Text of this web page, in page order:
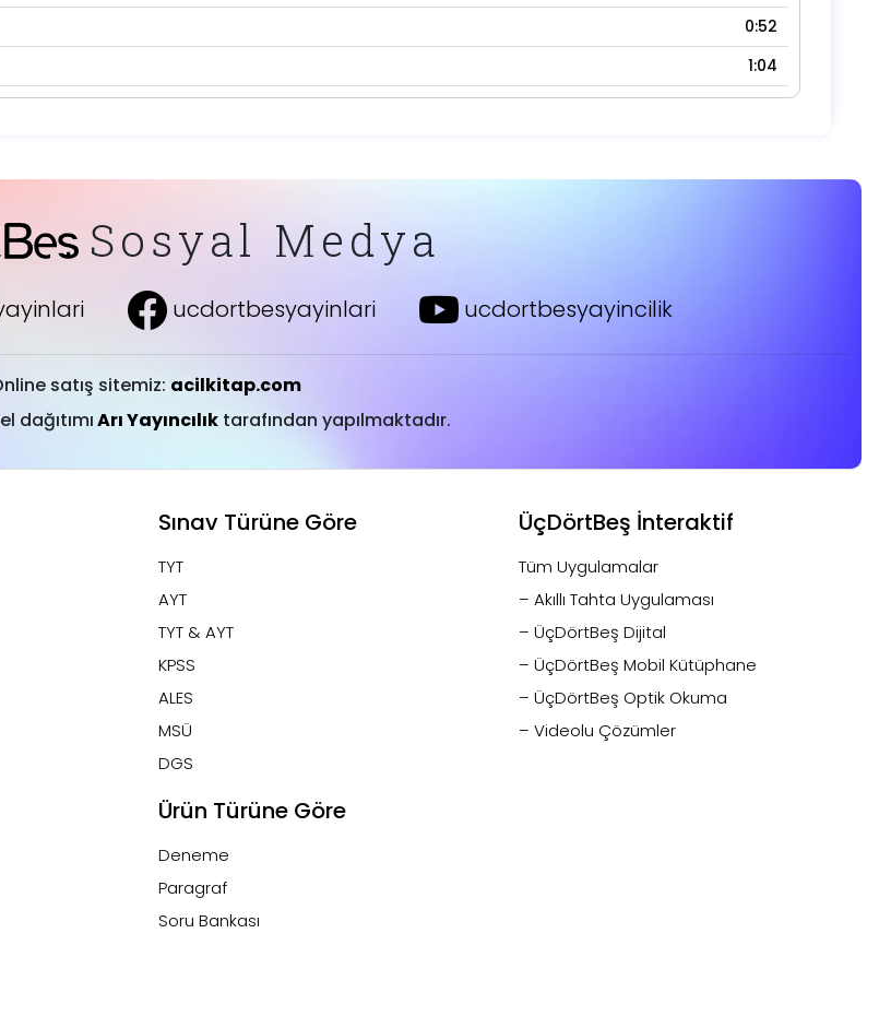
0:52
1:04
Sosyal Medya
ucdortbesyayinlari ucdortbesyayincilik
satış sitemiz: acilkitap.com
dağıtımıArı Yayıncılıktarafından yapılmaktadır.
Sınav Türüne Göre
TYT
AYT
TYT & AYT
KPSS
ALES
MSÜ
DGS
Ürün Türüne Göre
Deneme
Paragraf
Soru Bankası
ÜçDörtBeş İnteraktif
Tüm Uygulamalar
– Akıllı Tahta Uygulaması
– ÜçDörtBeş Dijital
– ÜçDörtBeş Mobil Kütüphane
– ÜçDörtBeş Optik Okuma
– Videolu Çözümler